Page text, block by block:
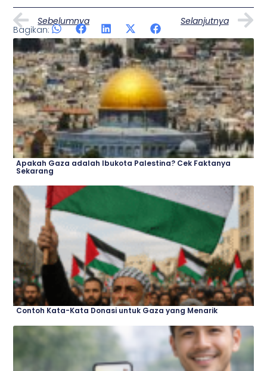
Prev
Sebelumnya Selanjutnya
Bagikan:
Artikel Lainnya
Apakah Gaza adalah Ibukota Palestina? Cek Faktanya
Sekarang
Contoh Kata-Kata Donasi untuk Gaza yang Menarik
Page Page Page